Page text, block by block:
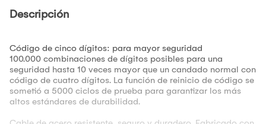
Descripción
Código de cinco dígitos: para mayor seguridad
100.000 combinaciones de dígitos posibles para una
seguridad hasta 10 veces mayor que un candado normal con
código de cuatro dígitos. La función de reinicio de código se
sometió a 5000 ciclos de prueba para garantizar los más
altos estándares de durabilidad.